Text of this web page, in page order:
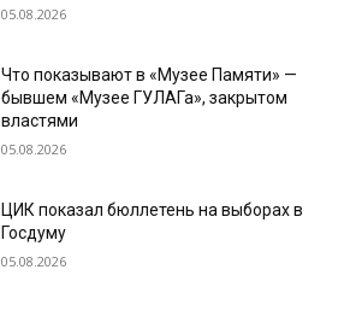
05.08.2026
Что показывают в «Музее Памяти» —
бывшем «Музее ГУЛАГа», закрытом
властями
05.08.2026
ЦИК показал бюллетень на выборах в
Госдуму
05.08.2026